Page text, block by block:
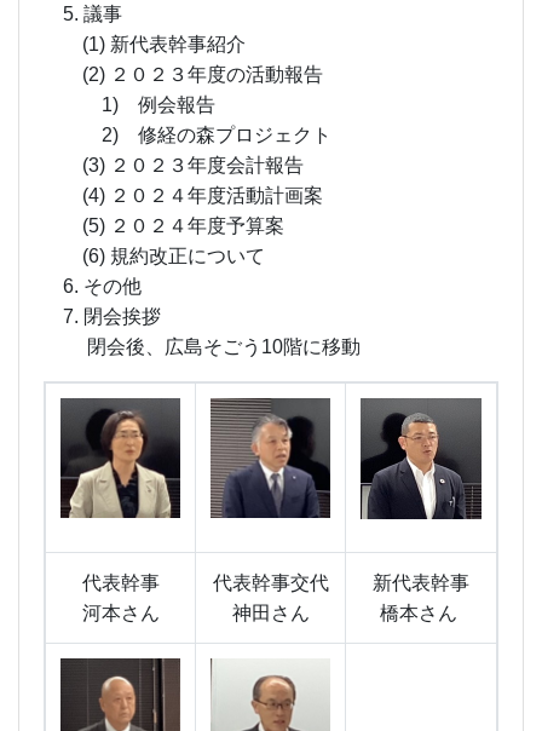
5. 議事
(1) 新代表幹事紹介
(2) ２０２３年度の活動報告
1) 例会報告
2) 修経の森プロジェクト
(3) ２０２３年度会計報告
(4) ２０２４年度活動計画案
(5) ２０２４年度予算案
(6) 規約改正について
6. その他
7. 閉会挨拶
閉会後、広島そごう10階に移動
代表幹事
河本さん
代表幹事交代
神田さん
新代表幹事
橋本さん